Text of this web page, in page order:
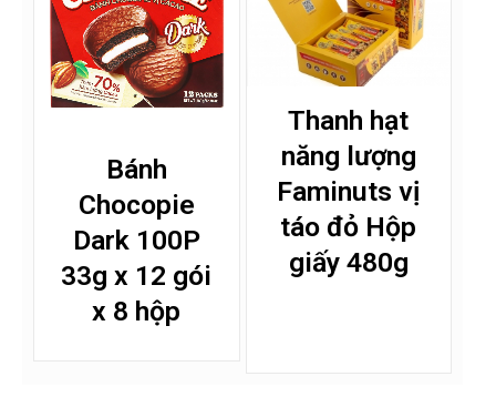
Bánh
Chocopie
Dark 100P
33g x 12 gói
x 8 hộp
Thanh hạt
năng lượng
Faminuts vị
táo đỏ Hộp
giấy 480g